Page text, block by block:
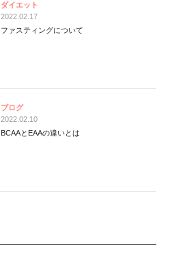
ダイエット
2022.02.17
ファスティングについて
ブログ
2022.02.10
BCAAとEAAの違いとは